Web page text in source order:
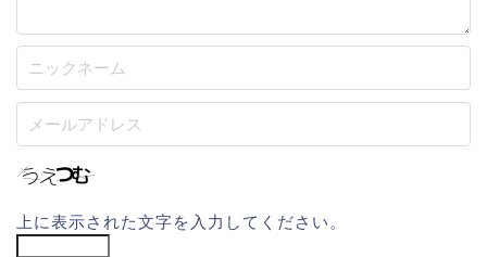
上に表示された文字を入力してください。